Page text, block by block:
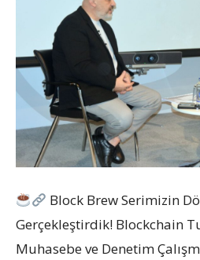
Block Brew Serimizin
Gerçekleştirdik! Blockchain
Muhasebe ve Denetim